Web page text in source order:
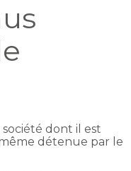
dont il est
détenue par le